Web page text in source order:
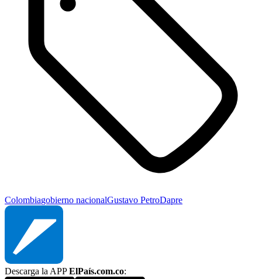
Colombiagobierno nacionalGustavo PetroDapre
Descarga la APPElPaís.com.co: